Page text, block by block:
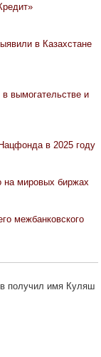
в Казахстане
вымогательстве и
в 2025 году
на мировых биржах
межбанковского
получил имя Куляш